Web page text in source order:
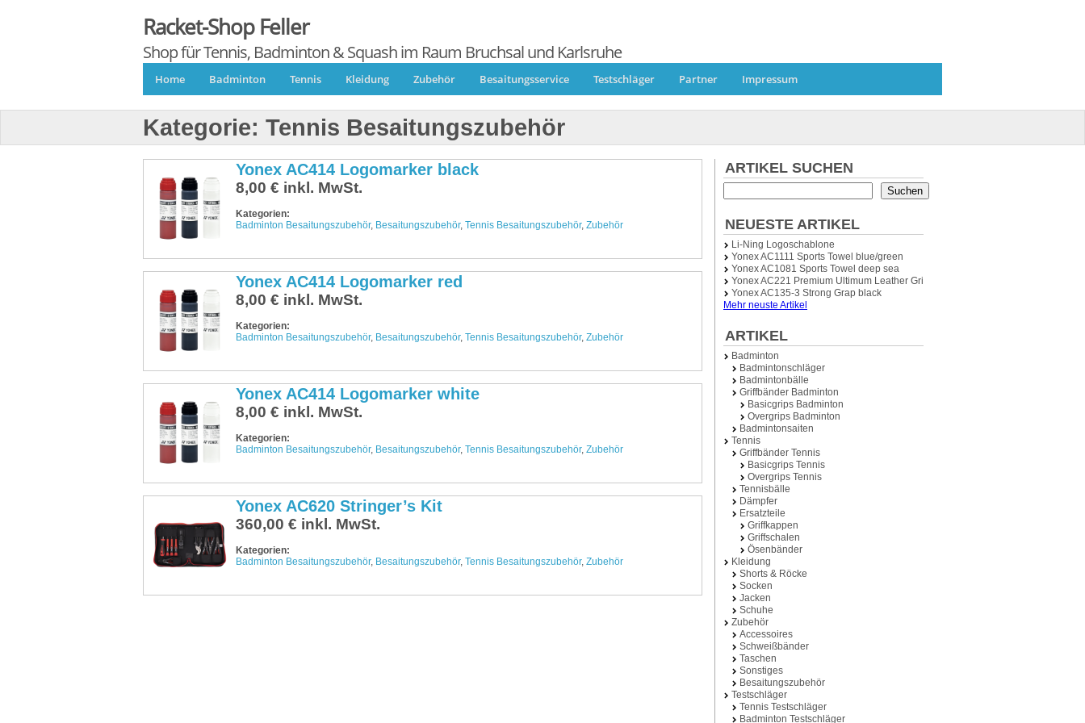
Racket-Shop Feller
Shop für Tennis, Badminton & Squash im Raum Bruchsal und Karlsruhe
Home Badminton Tennis Kleidung Zubehör Besaitungsservice Testschläger Partner Impressum
Kategorie: Tennis Besaitungszubehör
Yonex AC414 Logomarker black
8,00 € inkl. MwSt.
Kategorien:
Badminton Besaitungszubehör, Besaitungszubehör, Tennis Besaitungszubehör, Zubehör
Yonex AC414 Logomarker red
8,00 € inkl. MwSt.
Kategorien:
Badminton Besaitungszubehör, Besaitungszubehör, Tennis Besaitungszubehör, Zubehör
Yonex AC414 Logomarker white
8,00 € inkl. MwSt.
Kategorien:
Badminton Besaitungszubehör, Besaitungszubehör, Tennis Besaitungszubehör, Zubehör
Yonex AC620 Stringer’s Kit
360,00 € inkl. MwSt.
Kategorien:
Badminton Besaitungszubehör, Besaitungszubehör, Tennis Besaitungszubehör, Zubehör
ARTIKEL SUCHEN
Suchen
NEUESTE ARTIKEL
Li-Ning Logoschablone
Yonex AC1111 Sports Towel blue/green
Yonex AC1081 Sports Towel deep sea
Yonex AC221 Premium Ultimum Leather Grip (Ledergriffband)
Yonex AC135-3 Strong Grap black
Mehr neuste Artikel
ARTIKEL
Badminton
Badmintonschläger
Badmintonbälle
Griffbänder Badminton
Basicgrips Badminton
Overgrips Badminton
Badmintonsaiten
Tennis
Griffbänder Tennis
Basicgrips Tennis
Overgrips Tennis
Tennisbälle
Dämpfer
Ersatzteile
Griffkappen
Griffschalen
Ösenbänder
Kleidung
Shorts & Röcke
Socken
Jacken
Schuhe
Zubehör
Accessoires
Schweißbänder
Taschen
Sonstiges
Besaitungszubehör
Testschläger
Tennis Testschläger
Badminton Testschläger